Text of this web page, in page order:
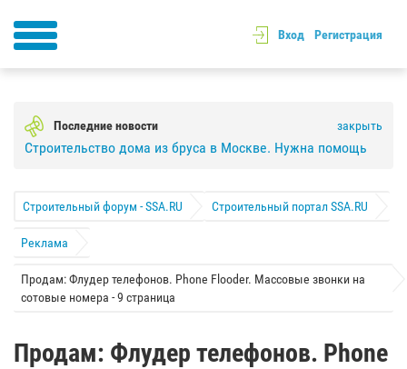
Вход Регистрация
Последние новости закрыть
Строительство дома из бруса в Москве. Нужна помощь
Строительный форум - SSA.RU Строительный портал SSA.RU
Реклама
Продам: Флудер телефонов. Phone Flooder. Массовые звонки на
сотовые номера - 9 страница
Продам: Флудер телефонов. Phone